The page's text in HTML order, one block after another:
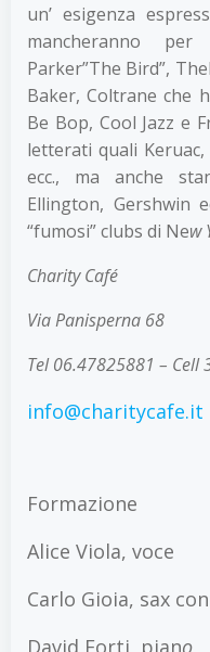
un’ esigenza
mancheranno
Parker”The Bird”,
Baker, Coltrane che
Be Bop, Cool Jazz e
letterati quali
ecc., ma anche
Ellington, Gershwin
“fumosi” clubs di New
Charity Café
Via Panisperna 68
Tel 06.47825881 – Cell
info@charitycafe.it
Formazione
Alice Viola, voce
Carlo Gioia, sax
David Forti, piano